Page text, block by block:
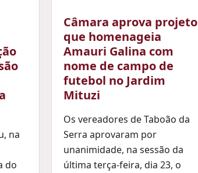
na
do
Câmara aprova projeto
que homenageia
Amauri Galina com
nome de campo de
futebol no Jardim
Mituzi
Os vereadores de Taboão da
Serra aprovaram por
unanimidade, na sessão da
última terça-feira, dia 23, o